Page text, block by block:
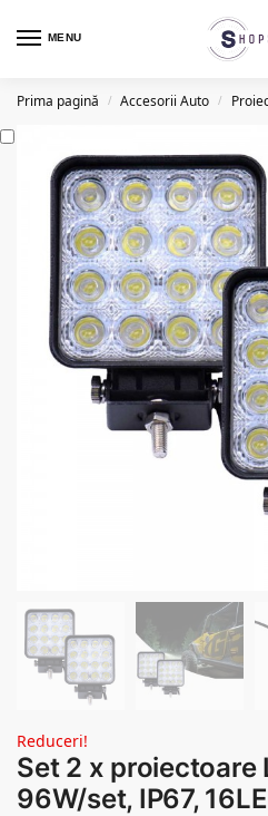
MENU
Prima pagină / Accesorii Auto /
Reduceri!
Set 2 x proiectoare
96W/set, IP67,